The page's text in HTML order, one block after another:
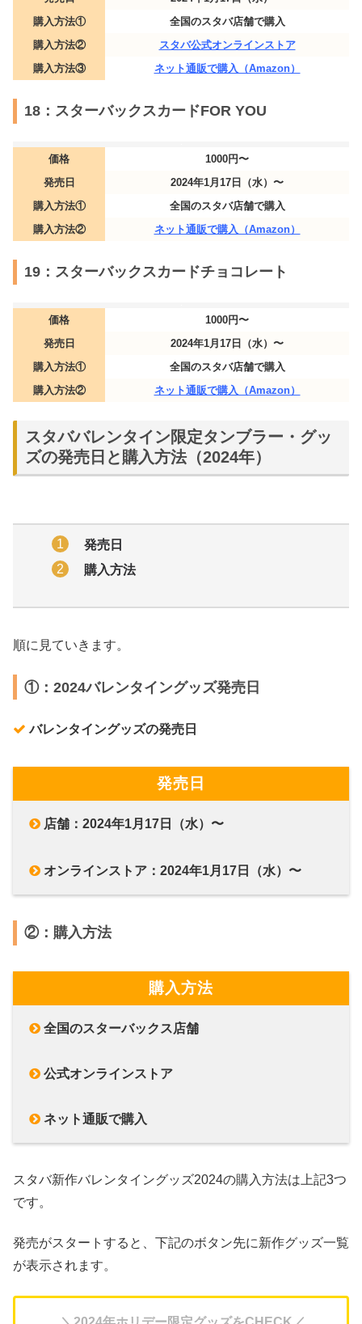
購入方法①
全国のスタバ店舗で購入
購入方法②
スタバ公式オンラインストア
購入方法③
ネット通販で購入（Amazon）
18：スターバックスカードFOR YOU
価格
1000円〜
発売日
2024年1月17日（水）〜
購入方法①
全国のスタバ店舗で購入
購入方法②
ネット通販で購入（Amazon）
19：スターバックスカードチョコレート
価格
1000円〜
発売日
2024年1月17日（水）〜
購入方法①
全国のスタバ店舗で購入
購入方法②
ネット通販で購入（Amazon）
スタババレンタイン限定タンブラー・グッ
ズの発売日と購入方法（2024年）
発売日
購入方法
順に見ていきます。
①：2024バレンタイングッズ発売日
バレンタイングッズの発売日
発売日
店舗：2024年1月17日（水）〜
オンラインストア：2024年1月17日（水）〜
②：購入方法
購入方法
全国のスターバックス店舗
公式オンラインストア
ネット通販で購入
スタバ新作バレンタイングッズ2024の購入方法は上記3つ
です。
発売がスタートすると、下記のボタン先に新作グッズ一覧
が表示されます。